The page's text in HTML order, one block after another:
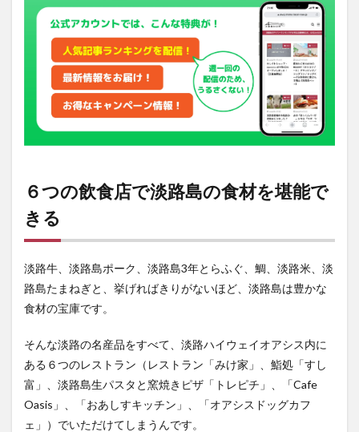
堪能
でき
を味
3
お土
路島
産品
4
店舗
情報
６つの飲食店で淡路島の食材を堪能で
きる
淡路牛、淡路島ポーク、淡路島3年とらふぐ、鯛、淡路米、淡
路島たまねぎと、挙げればきりがないほど、淡路島は豊かな
食材の宝庫です。
そんな淡路の名産品をすべて、淡路ハイウェイオアシス内に
ある６つのレストラン（レストラン「みけ家」、鮨処「すし
富」、淡路島生パスタと窯焼きピザ「トレピチ」、「Cafe
Oasis」、「おあしすキッチン」、「オアシスドッグカフ
ェ」）でいただけてしまうんです。